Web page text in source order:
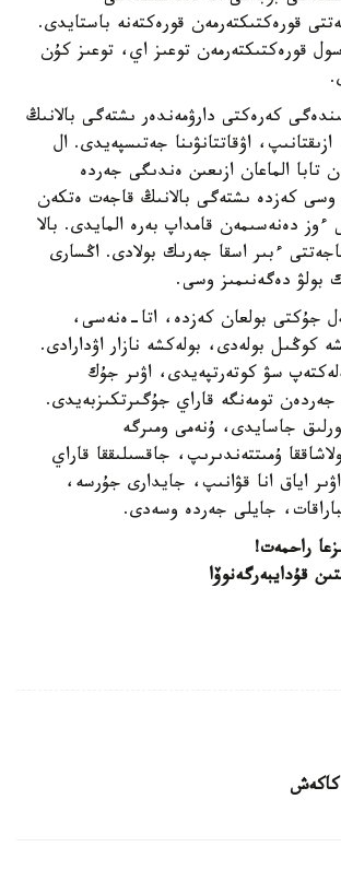
قورەكتىكتەرمەن قورەكتەنە باستايدى.
قورەكتىكتەرمەن توعىز اي، توعىز كۇن
كەرەكتى دارۋمەندەر ىشتەگى بالانىڭ
اۋقاتتانۋىنا جەتىسپەيدى. ال
تابا الماعان ازىعىن ەندىگى جەردە
كەزدە ىشتەگى بالانىڭ قاجەت ەتكەن
ءوز دەنەسىمەن قامداپ بەرە المايدى. بالا
ءبىر اسقا جەرىك بولادى. اڭسارى
بولۋ دەگەنىمىز وسى.
جۇكتى بولعان كەزدە، اتا-ەنەسى،
كوڭىل بولەدى، بولەكشە نازار اۋدارادى.
سۋ كوتەرتپەيدى، اۋىر جۇك
تومەنگە قاراي جۇگىرتكىزبەيدى.
جاسايدى، ۇنەمى ومىرگە
ۇمىتتەندىرىپ، جاقسىلىققا قاراي
اياق انا قۋانىپ، جايدارى جۇرسە،
جايلى جەردە وسەدى.
راحمەت!
قۇدايبەرگەنوۆا
كاكەش